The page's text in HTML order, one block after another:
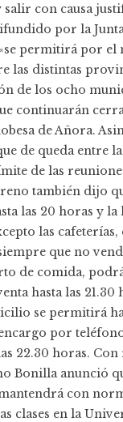
con causa
por la
permitirá por el
las distintas
de los ocho
continuarán
de Añora.
de queda entre
de las
también dijo
las 20 horas y la
las
que no
de comida,
hasta las 21.30
se permitirá
por
22.30 horas. Con
Bonilla anunció
con
clases en la